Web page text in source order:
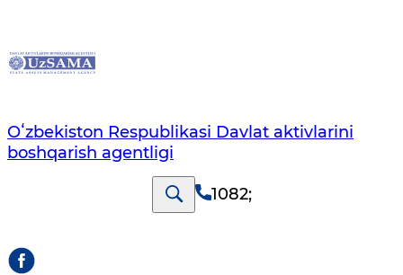
Oʻzbekiston Respublikasi Davlat aktivlarini
boshqarish agentligi
1082;